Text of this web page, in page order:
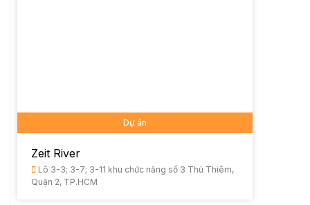
Dự án
Zeit River
Lô 3-3; 3-7; 3-11 khu chức năng số 3 Thủ Thiêm,
Quận 2, TP.HCM